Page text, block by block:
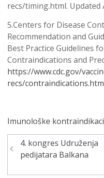
recs/timing.html. Updated
5.Centers for Disease
Recommendation and
Best Practice Guidelines
Contraindications and
https://www.cdc.gov/
recs/
Imunološke
Navigacija
4. kongres Udruženja
pedijatara Balkana